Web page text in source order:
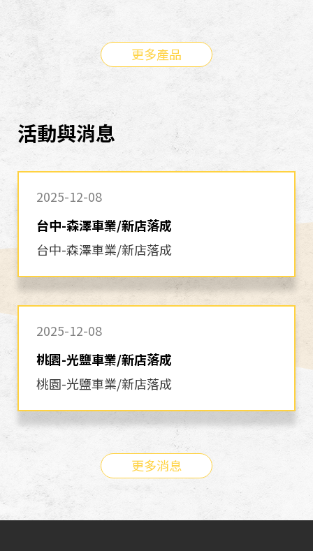
更多產品
活動與消息
2025-12-08
台中-森澤車業/新店落成
台中-森澤車業/新店落成
2025-12-08
桃園-光鹽車業/新店落成
桃園-光鹽車業/新店落成
更多消息